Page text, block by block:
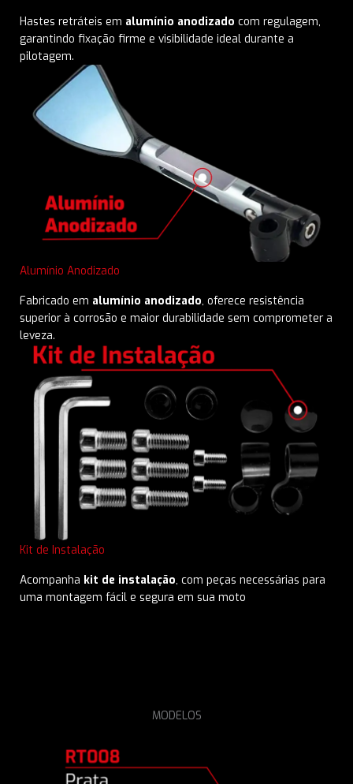
Hastes retráteis em alumínio anodizado com regulagem,
garantindo fixação firme e visibilidade ideal durante a
pilotagem.
Alumínio Anodizado
Fabricado em alumínio anodizado, oferece resistência
superior à corrosão e maior durabilidade sem comprometer a
leveza.
Kit de Instalação
Acompanha kit de instalação, com peças necessárias para
uma montagem fácil e segura em sua moto
MODELOS